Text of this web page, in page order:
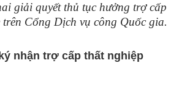
giải quyết thủ tục hưởng trợ cấp
Cổng Dịch vụ công Quốc gia.
nhận trợ cấp thất nghiệp